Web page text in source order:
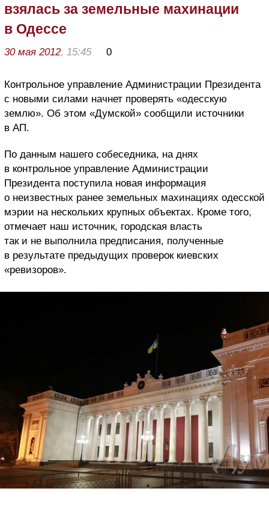
взялась за земельные махинации
в Одессе
30 мая 2012, 15:45 0
Контрольное управление Администрации Президента
с новыми силами начнет проверять «одесскую
землю». Об этом «Думской» сообщили источники
в АП.
По данным нашего собеседника, на днях
в контрольное управление Администрации
Президента поступила новая информация
о неизвестных ранее земельных махинациях одесской
мэрии на нескольких крупных объектах. Кроме того,
отмечает наш источник, городская власть
так и не выполнила предписания, полученные
в результате предыдущих проверок киевских
«ревизоров».